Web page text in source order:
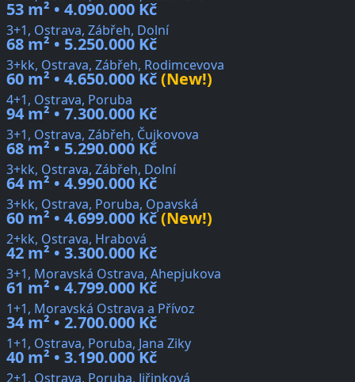
53 m² • 4.090.000 Kč
3+1, Ostrava, Zábřeh, Dolní
68 m² • 5.250.000 Kč
3+kk, Ostrava, Zábřeh, Rodimcevova
60 m² • 4.650.000 Kč(New!)
4+1, Ostrava, Poruba
94 m² • 7.300.000 Kč
3+1, Ostrava, Zábřeh, Čujkovova
68 m² • 5.290.000 Kč
3+kk, Ostrava, Zábřeh, Dolní
64 m² • 4.990.000 Kč
3+kk, Ostrava, Poruba, Opavská
60 m² • 4.699.000 Kč(New!)
2+kk, Ostrava, Hrabová
42 m² • 3.300.000 Kč
3+1, Moravská Ostrava, Ahepjukova
61 m² • 4.799.000 Kč
1+1, Moravská Ostrava a Přívoz
34 m² • 2.700.000 Kč
1+1, Ostrava, Poruba, Jana Ziky
40 m² • 3.190.000 Kč
2+1, Ostrava, Poruba, Jiřinková